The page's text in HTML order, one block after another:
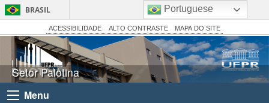
BRASIL
Simplifique!
Comunica BR
Participe
Acesso à informação
ACESSIBILIDADE ALTO CONTRASTE MAPA DO SITE
Setor Palotina
Menu
Portuguese